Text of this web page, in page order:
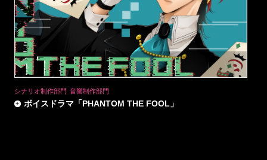
シナリオ制作部門 音響制作部門
ボイスドラマ「PHANTOM THE FOOL」